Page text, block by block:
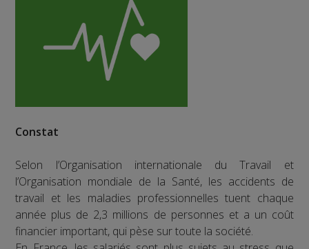
Constat
Selon l’Organisation internationale du Travail et
l’Organisation mondiale de la Santé, les accidents de
travail et les maladies professionnelles tuent chaque
année plus de 2,3 millions de personnes et a un coût
financier important, qui pèse sur toute la société.